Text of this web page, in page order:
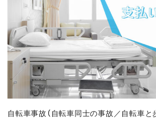
自転車事故（自転車同士の事故／自転車と